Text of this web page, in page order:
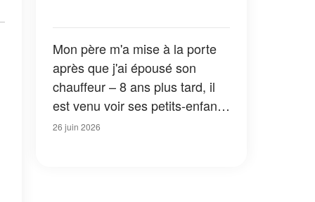
Mon père m'a mise à la porte
après que j'ai épousé son
chauffeur – 8 ans plus tard, il
est venu voir ses petits-enfants
pour la première fois et s'est
26 juin 2026